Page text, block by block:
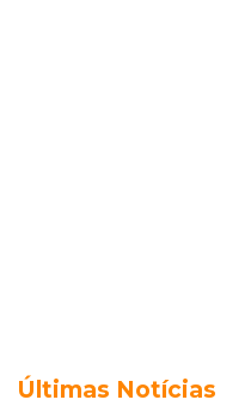
Últimas Notícias